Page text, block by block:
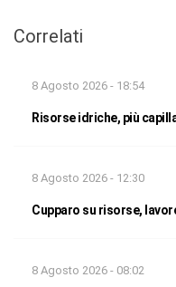
Correlati
8 Agosto 2026 - 18:54
Risorse idriche, più
8 Agosto 2026 - 12:30
Cupparo su risorse,
8 Agosto 2026 - 08:02